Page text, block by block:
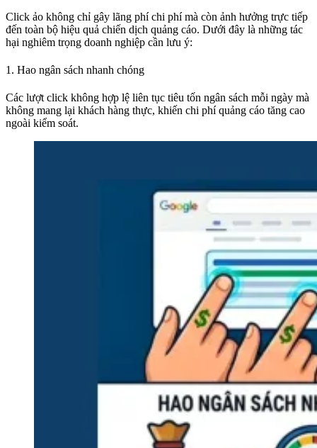
Click ảo không chỉ gây lãng phí chi phí mà còn ảnh hưởng trực tiếp
đến toàn bộ hiệu quả chiến dịch quảng cáo. Dưới đây là những tác
hại nghiêm trọng doanh nghiệp cần lưu ý:
1. Hao ngân sách nhanh chóng
Các lượt click không hợp lệ liên tục tiêu tốn ngân sách mỗi ngày mà
không mang lại khách hàng thực, khiến chi phí quảng cáo tăng cao
ngoài kiểm soát.